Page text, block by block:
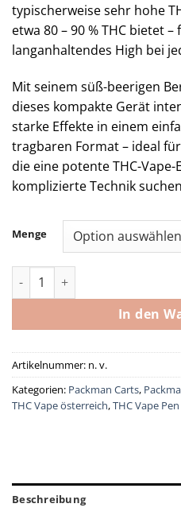
typischerweise sehr hohe
etwa 80 – 90 % THC bietet
langanhaltendes High bei
Mit seinem süß-beerigen
dieses kompakte Gerät
starke Effekte in einem
tragbaren Format – ideal
die eine potente THC-
komplizierte Technik
Menge
Packman Berry Payton 2g
In den
Artikelnummer: n. v.
Kategorien: Packman Carts,
THC Vape österreich,THC Vape
Beschreibung